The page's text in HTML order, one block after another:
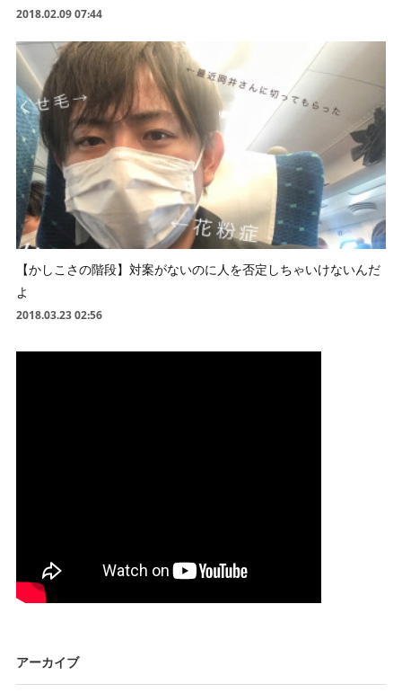
2018.02.09 07:44
【かしこさの階段】対案がないのに人を否定しちゃいけないんだ
よ
2018.03.23 02:56
アーカイブ